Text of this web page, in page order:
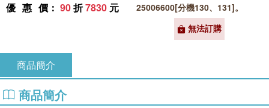
優惠價 ： 90折7830 元
25006600[分機130、131]。
無法訂購
商品簡介
商品簡介